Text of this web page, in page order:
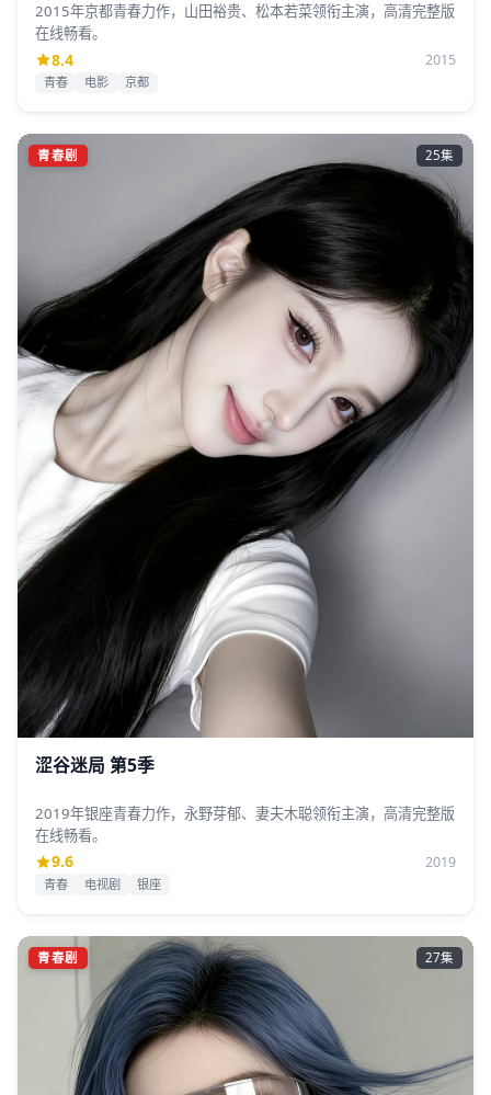
2015年京都青春力作，山田裕贵、松本若菜领衔主演，高清完整版
在线畅看。
8.4 2015
青春 电影 京都
青春剧 25集
涩谷迷局 第5季
2019年银座青春力作，永野芽郁、妻夫木聪领衔主演，高清完整版
在线畅看。
9.6 2019
青春 电视剧 银座
青春剧 27集